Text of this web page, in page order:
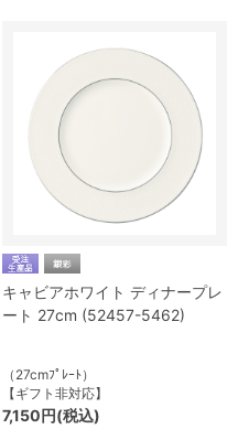
キャビアホワイト ディナープレ
ート 27cm (52457-5462)
（27cmﾌﾟﾚｰﾄ）
【ギフト非対応】
7,150円(税込)